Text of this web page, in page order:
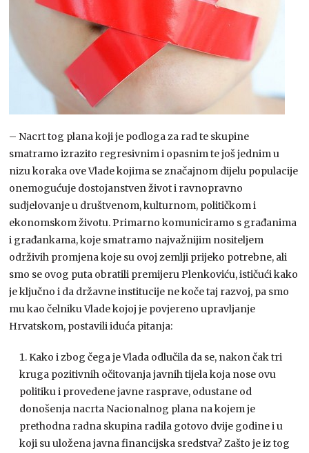
– Nacrt tog plana koji je podloga za rad te skupine
smatramo izrazito regresivnim i opasnim te još jednim u
nizu koraka ove Vlade kojima se značajnom dijelu populacije
onemogućuje dostojanstven život i ravnopravno
sudjelovanje u društvenom, kulturnom, političkom i
ekonomskom životu. Primarno komuniciramo s građanima
i građankama, koje smatramo najvažnijim nositeljem
održivih promjena koje su ovoj zemlji prijeko potrebne, ali
smo se ovog puta obratili premijeru Plenkoviću, ističući kako
je ključno i da državne institucije ne koče taj razvoj, pa smo
mu kao čelniku Vlade kojoj je povjereno upravljanje
Hrvatskom, postavili iduća pitanja:
Kako i zbog čega je Vlada odlučila da se, nakon čak tri
kruga pozitivnih očitovanja javnih tijela koja nose ovu
politiku i provedene javne rasprave, odustane od
donošenja nacrta Nacionalnog plana na kojem je
prethodna radna skupina radila gotovo dvije godine i u
koji su uložena javna financijska sredstva? Zašto je iz tog